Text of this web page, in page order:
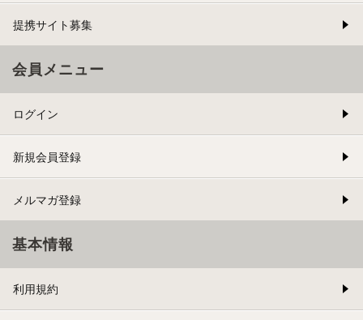
提携サイト募集
会員メニュー
ログイン
新規会員登録
メルマガ登録
基本情報
利用規約